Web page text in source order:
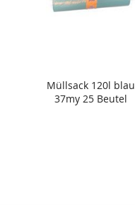
Müllsack 120l blau
37my 25 Beutel